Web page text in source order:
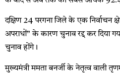
दक्षिण 24 परगना जिले के एक निर्वाचन
अपराधों” के कारण चुनाव रद्द कर दिया
चुनाव होंगे।
मुख्यमंत्री ममता बनर्जी के नेतृत्व वाली